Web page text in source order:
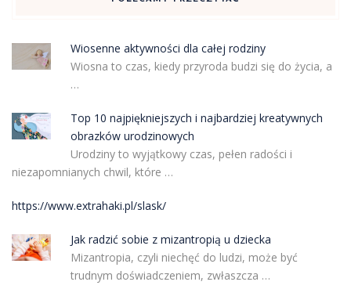
Wiosenne aktywności dla całej rodziny
Wiosna to czas, kiedy przyroda budzi się do życia, a
…
Top 10 najpiękniejszych i najbardziej kreatywnych
obrazków urodzinowych
Urodziny to wyjątkowy czas, pełen radości i
niezapomnianych chwil, które …
https://www.extrahaki.pl/slask/
Jak radzić sobie z mizantropią u dziecka
Mizantropia, czyli niechęć do ludzi, może być
trudnym doświadczeniem, zwłaszcza …